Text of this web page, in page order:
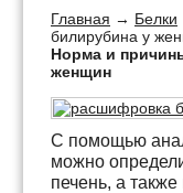
Главная → Белки
билирубина у
Норма и
женщин
С помощью
можно
печень, а